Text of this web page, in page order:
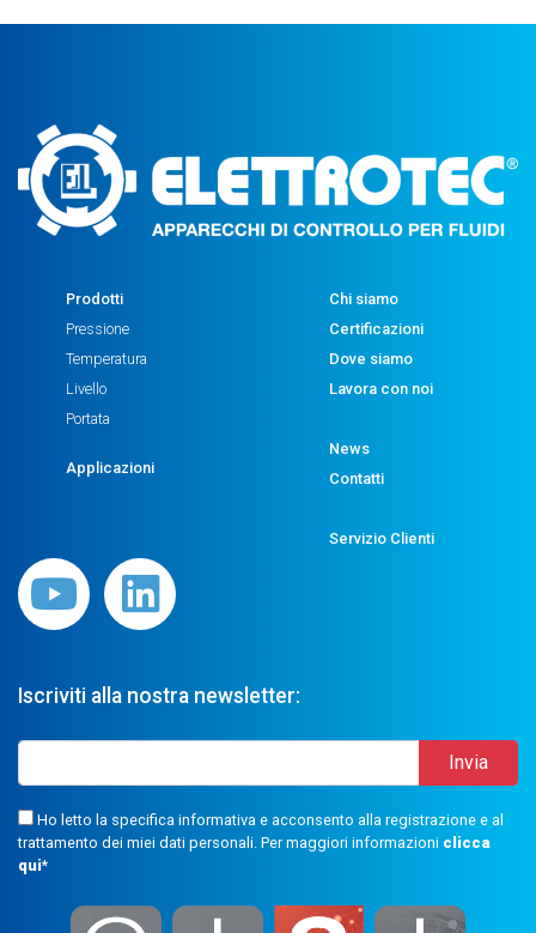
Prodotti
Pressione
Temperatura
Livello
Portata
Applicazioni
Chi siamo
Certificazioni
Dove siamo
Lavora con noi
News
Contatti
Servizio Clienti
Iscriviti alla nostra newsletter:
Ho letto la specifica informativa e acconsento alla registrazione e al
trattamento dei miei dati personali. Per maggiori informazioni clicca
qui*